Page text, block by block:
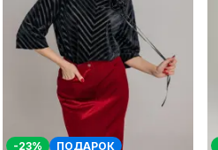
-23% ПОДАРОК